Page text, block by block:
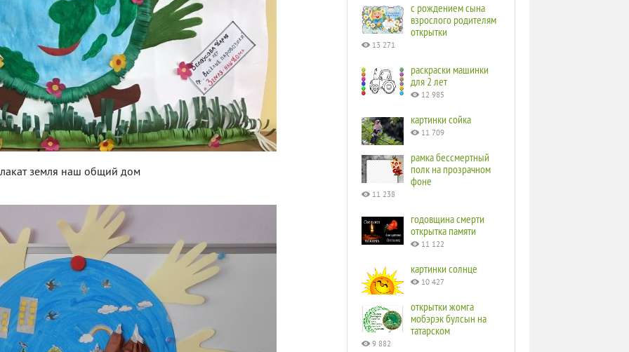
земля наш общий дом
с рождением сына
взрослого родителям
открытки
13 271
раскраски машинки
для 2 лет
12 985
картинки сойка
11 709
рамка бессмертный
полк на прозрачном
фоне
11 238
годовщина смерти
открытка памяти
11 122
картинки солнце
10 427
открытки жомга
мобэрэк булсын на
татарском
9 882